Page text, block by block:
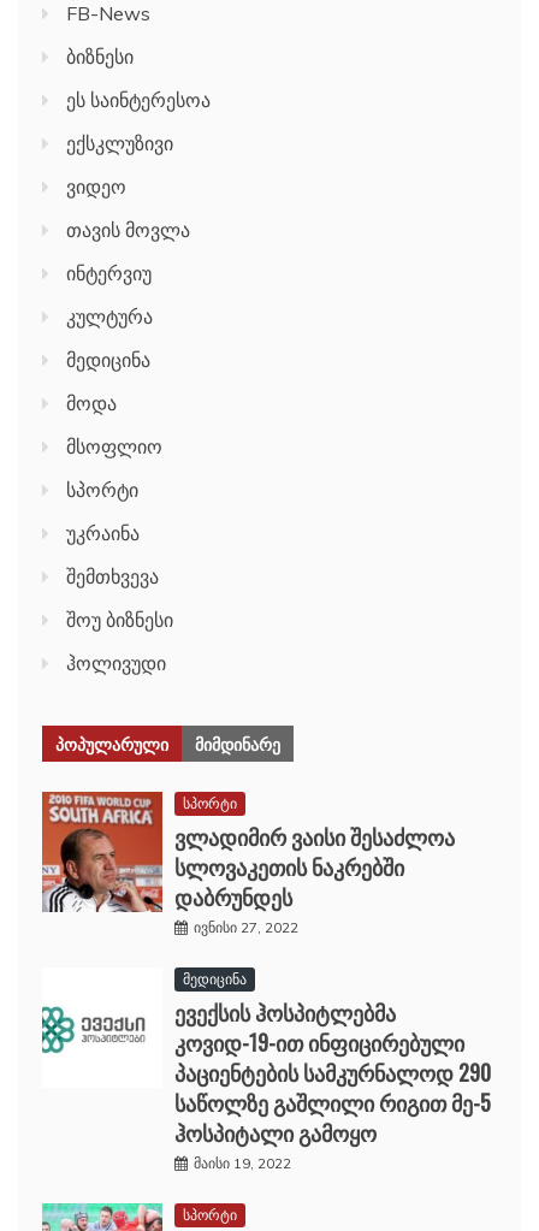
FB-News
ბიზნესი
ეს საინტერესოა
ექსკლუზივი
ვიდეო
თავის მოვლა
ინტერვიუ
კულტურა
მედიცინა
მოდა
მსოფლიო
სპორტი
უკრაინა
შემთხვევა
შოუ ბიზნესი
ჰოლივუდი
ᲞᲝᲞᲣᲚᲐᲠᲣᲚᲘ ᲛᲘᲛᲓᲘᲜᲐᲠᲔ
სპორტი
ვლადიმირ ვაისი შესაძლოა
სლოვაკეთის ნაკრებში
დაბრუნდეს
ივნისი 27, 2022
მედიცინა
ევექსის ჰოსპიტლებმა
კოვიდ-19-ით ინფიცირებული
პაციენტების სამკურნალოდ 290
საწოლზე გაშლილი რიგით მე-5
ჰოსპიტალი გამოყო
მაისი 19, 2022
სპორტი